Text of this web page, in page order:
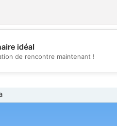
💕
idéal
de rencontre maintenant !